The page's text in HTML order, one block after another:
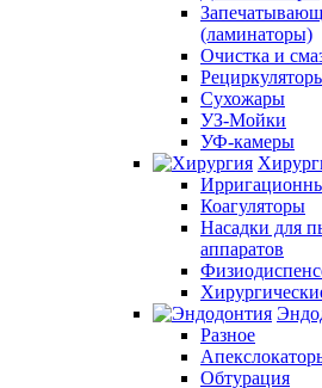
(ламинаторы)
Очистка и
Сухожары
УЗ-Мойки
УФ-камеры
Коагуляторы
Насадки для
аппаратов
Разное
Обтурация